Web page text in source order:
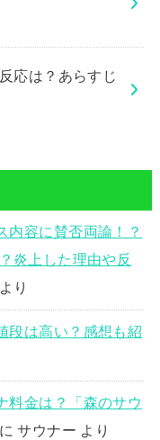
応は？あらすじ
内容に賛否両論！？
炎上した理由や反
より
段は高い？感想も紹
料金は？「森のサウ
にサウナー より